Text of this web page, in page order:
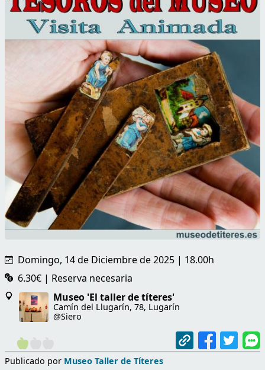
Domingo, 14 de Diciembre de 2025 | 18.00h
6.30€ | Reserva necesaria
Museo 'El taller de títeres'
Camín del Llugarín, 78, Lugarín
@Siero
Publicado por Museo Taller de Títeres